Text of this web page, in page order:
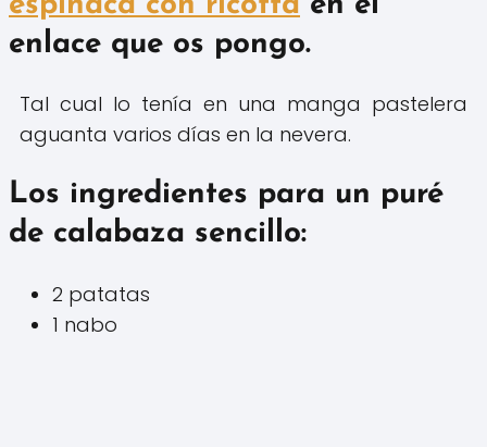
enlace que os pongo.
Tal cual lo tenía en una manga pastelera
aguanta varios días en la nevera.
Los ingredientes para un puré
de calabaza sencillo:
2 patatas
1 nabo